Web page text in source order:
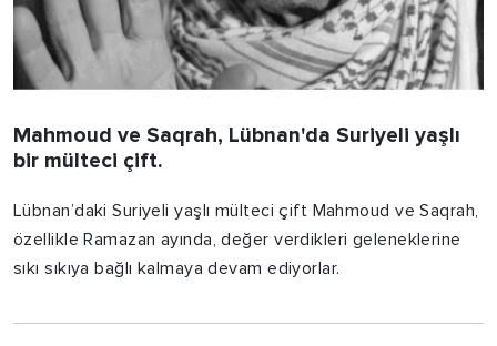
Mahmoud ve Saqrah, Lübnan'da Suriyeli yaşlı
bir mülteci çift.
Lübnan’daki Suriyeli yaşlı mülteci çift Mahmoud ve Saqrah,
özellikle Ramazan ayında, değer verdikleri geleneklerine
sıkı sıkıya bağlı kalmaya devam ediyorlar.